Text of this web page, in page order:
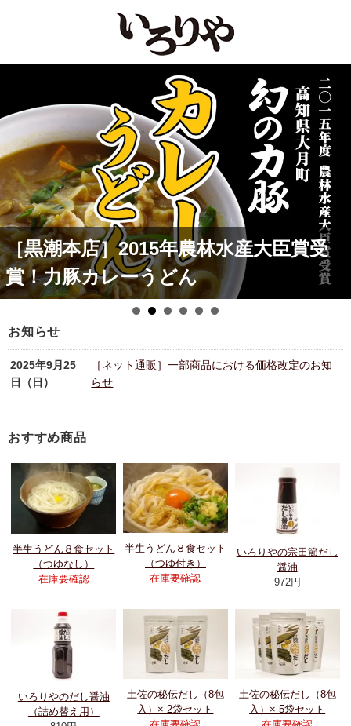
［黒潮本店］2015年農林水産大臣賞受
賞！力豚カレーうどん
お知らせ
2025年9月25
日（日）
［ネット通販］一部商品における価格改定のお知
らせ
おすすめ商品
半生うどん８食セット
（つゆなし）
在庫要確認
半生うどん８食セット
（つゆ付き）
在庫要確認
いろりやの宗田節だし
醤油
972円
いろりやのだし醤油
（詰め替え用）
土佐の秘伝だし（8包
入）× 2袋セット
土佐の秘伝だし（8包
入）× 5袋セット